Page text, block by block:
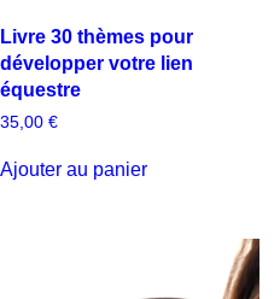
Livre 30 thèmes pour
développer votre lien
équestre
35,00 €
Ajouter au panier